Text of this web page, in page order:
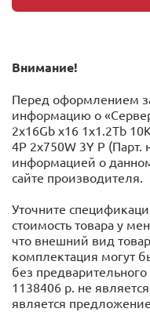
Внимание!
Перед оформлением
информацию о
2x16Gb x16 1x1.2Tb
4P 2x750W 3Y P (Парт.
информацией o
сайте производителя.
Уточните
стоимость товара у
что внешний вид
комплектация могут
без
1138406 р. не
является